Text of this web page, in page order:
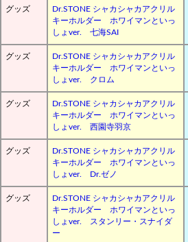
グッズ
Dr.STONE シャカシャカアクリル
キーホルダー ホワイマンといっ
しょver. 七海SAI
グッズ
Dr.STONE シャカシャカアクリル
キーホルダー ホワイマンといっ
しょver. クロム
グッズ
Dr.STONE シャカシャカアクリル
キーホルダー ホワイマンといっ
しょver. 西園寺羽京
グッズ
Dr.STONE シャカシャカアクリル
キーホルダー ホワイマンといっ
しょver. Dr.ゼノ
グッズ
Dr.STONE シャカシャカアクリル
キーホルダー ホワイマンといっ
しょver. スタンリー・スナイダ
ー